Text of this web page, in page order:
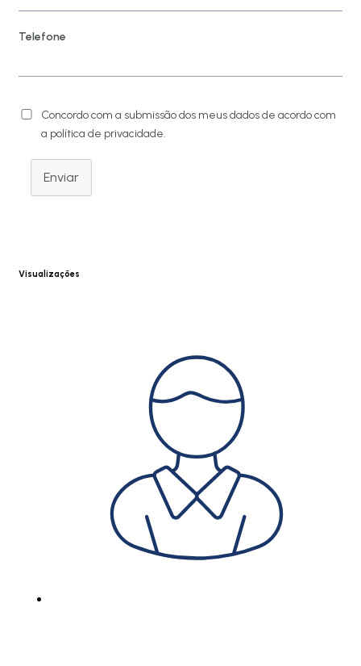
Telefone
Concordo com a submissão dos meus dados de acordo com
a política de privacidade.
Enviar
Visualizações